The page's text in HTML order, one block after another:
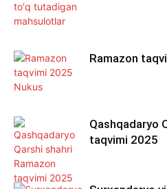
Ramazon
Qashqadaryo
taqvimi 2025